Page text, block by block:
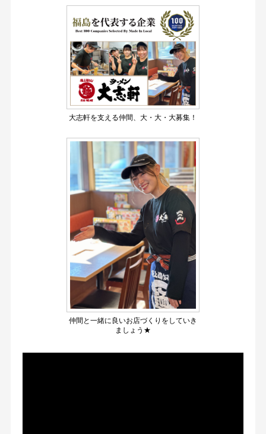
大志軒を支える仲間、大・大・大募集！
仲間と一緒に良いお店づくりをしていき
ましょう★